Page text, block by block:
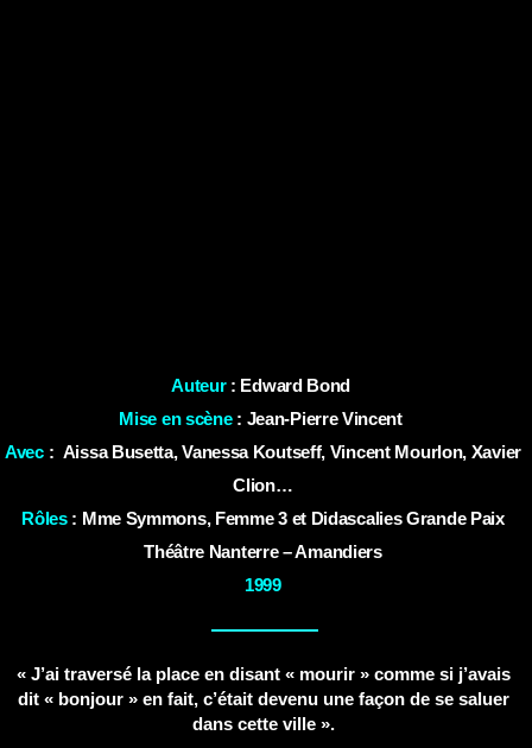
Auteur: Edward Bond
Mise en scène: Jean-Pierre Vincent
Avec : Aissa Busetta, Vanessa Koutseff, Vincent Mourlon, Xavier
Clion…
Rôles: Mme Symmons, Femme 3 et Didascalies Grande Paix
Théâtre Nanterre– Amandiers
1999
« J’ai traversé la place en disant « mourir » comme si j’avais
dit « bonjour » en fait, c’était devenu une façon de se saluer
dans cette ville ».